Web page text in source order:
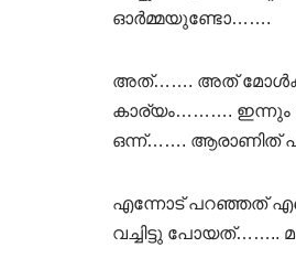
ഓർമ്മയുണ്ടോ…….
അത്……. അത് മോൾക്ക്‌
കാര്യം………. ഇന്നും
ഒന്ന്……. ആരാണിത്
എന്നോട് പറഞ്ഞത്
വച്ചിട്ടു പോയത്……..